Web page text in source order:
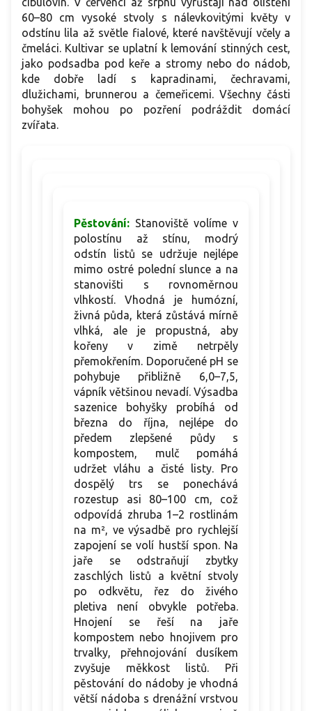
60–80 cm vysoké stvoly s nálevkovitými květy v
odstínu lila až světle fialové, které navštěvují včely a
čmeláci. Kultivar se uplatní k lemování stinných cest,
jako podsadba pod keře a stromy nebo do nádob,
kde dobře ladí s kapradinami, čechravami,
dlužichami, brunnerou a čemeřicemi. Všechny části
bohyšek mohou po pozření podráždit domácí
zvířata.
Pěstování: Stanoviště volíme v
polostínu až stínu, modrý
odstín listů se udržuje nejlépe
mimo ostré polední slunce a na
stanovišti s rovnoměrnou
vlhkostí. Vhodná je humózní,
živná půda, která zůstává mírně
vlhká, ale je propustná, aby
kořeny v zimě netrpěly
přemokřením. Doporučené pH se
pohybuje přibližně 6,0–7,5,
vápník většinou nevadí. Výsadba
sazenice bohyšky probíhá od
března do října, nejlépe do
předem zlepšené půdy s
kompostem, mulč pomáhá
udržet vláhu a čisté listy. Pro
dospělý trs se ponechává
rozestup asi 80–100 cm, což
odpovídá zhruba 1–2 rostlinám
na m², ve výsadbě pro rychlejší
zapojení se volí hustší spon. Na
jaře se odstraňují zbytky
zaschlých listů a květní stvoly
po odkvětu, řez do živého
pletiva není obvykle potřeba.
Hnojení se řeší na jaře
kompostem nebo hnojivem pro
trvalky, přehnojování dusíkem
zvyšuje měkkost listů. Při
pěstování do nádoby je vhodná
větší nádoba s drenážní vrstvou